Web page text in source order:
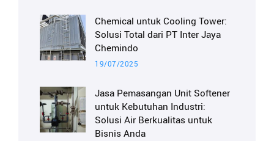
Chemical untuk Cooling Tower:
Solusi Total dari PT Inter Jaya
Chemindo
19/07/2025
Jasa Pemasangan Unit Softener
untuk Kebutuhan Industri:
Solusi Air Berkualitas untuk
Bisnis Anda